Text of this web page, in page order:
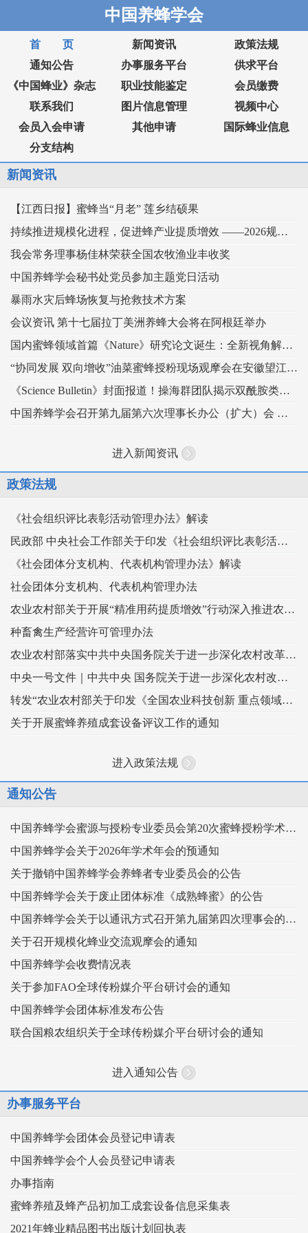
中国养蜂学会
首 页 新闻资讯
政策法规
通知公告
办事服务平台
供求平台
《中国蜂业》杂志
职业技能鉴定
会员缴费
联系我们
图片信息管理
视频中心
会员入会申请
其他申请
国际蜂业信息
分支结构
新闻资讯
【江西日报】蜜蜂当“月老” 莲乡结硕果
持续推进规模化进程，促进蜂产业提质增效 ——2026规模化蜂业交流观摩会在新疆举行
我会常务理事杨佳林荣获全国农牧渔业丰收奖
中国养蜂学会秘书处党员参加主题党日活动
暴雨水灾后蜂场恢复与抢救技术方案
会议资讯 第十七届拉丁美洲养蜂大会将在阿根廷举办
国内蜜蜂领域首篇《Nature》研究论文诞生：全新视角解读蜂王发育的“建筑密码”
“协同发展 双向增收”油菜蜜蜂授粉现场观摩会在安徽望江举办
《Science Bulletin》封面报道！操海群团队揭示双酰胺类杀虫剂影响蜜蜂蜂王生殖
中国养蜂学会召开第九届第六次理事长办公（扩大）会 锚定“十五五” 谋划蜂业高质量发展
进入新闻资讯
政策法规
《社会组织评比表彰活动管理办法》解读
民政部 中央社会工作部关于印发《社会组织评比表彰活动管理办法》的通知
《社会团体分支机构、代表机构管理办法》解读
社会团体分支机构、代表机构管理办法
农业农村部关于开展“精准用药提质增效”行动深入推进农药科学安全使用工作的指导意见
种畜禽生产经营许可管理办法
农业农村部落实中共中央国务院关于进一步深化农村改革扎实推进乡村全面振兴 工作部署的实施意见
中央一号文件｜中共中央 国务院关于进一步深化农村改革 扎实推进乡村全面振兴的意见
转发“农业农村部关于印发《全国农业科技创新 重点领域（2024–2028年）》的通知”
关于开展蜜蜂养殖成套设备评议工作的通知
进入政策法规
通知公告
中国养蜂学会蜜源与授粉专业委员会第20次蜜蜂授粉学术交流会暨向日葵授粉现场观摩会通知 （第二轮）
中国养蜂学会关于2026年学术年会的预通知
关于撤销中国养蜂学会养蜂者专业委员会的公告
中国养蜂学会关于废止团体标准《成熟蜂蜜》的公告
中国养蜂学会关于以通讯方式召开第九届第四次理事会的通知
关于召开规模化蜂业交流观摩会的通知
中国养蜂学会收费情况表
关于参加FAO全球传粉媒介平台研讨会的通知
中国养蜂学会团体标准发布公告
联合国粮农组织关于全球传粉媒介平台研讨会的通知
进入通知公告
办事服务平台
中国养蜂学会团体会员登记申请表
中国养蜂学会个人会员登记申请表
办事指南
蜜蜂养殖及蜂产品初加工成套设备信息采集表
2021年蜂业精品图书出版计划回执表